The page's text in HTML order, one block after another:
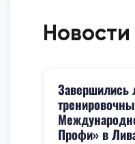
Завершились
Профи» в